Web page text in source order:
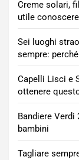
Creme solari,
utile
Sei luoghi
sempre:
Capelli Lisci e
ottenere
Bandiere
bambini
Tagliare